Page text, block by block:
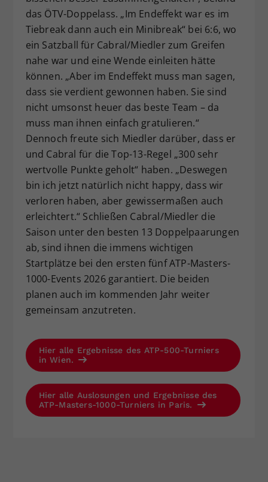
das ÖTV-Doppelass. „Im Endeffekt war es im
Tiebreak dann auch ein Minibreak“ bei 6:6, wo
ein Satzball für Cabral/Miedler zum Greifen
nahe war und eine Wende einleiten hätte
können. „Aber im Endeffekt muss man sagen,
dass sie verdient gewonnen haben. Sie sind
nicht umsonst heuer das beste Team – da
muss man ihnen einfach gratulieren.“
Dennoch freute sich Miedler darüber, dass er
und Cabral für die Top-13-Regel „300 sehr
wertvolle Punkte geholt“ haben. „Deswegen
bin ich jetzt natürlich nicht happy, dass wir
verloren haben, aber gewissermaßen auch
erleichtert.“ Schließen Cabral/Miedler die
Saison unter den besten 13 Doppelpaarungen
ab, sind ihnen die immens wichtigen
Startplätze bei den ersten fünf ATP-Masters-
1000-Events 2026 garantiert. Die beiden
planen auch im kommenden Jahr weiter
gemeinsam anzutreten.
Hier alle Ergebnisse des ATP-500-Turniers
in Wien.
Hier alle Auslosungen und Ergebnisse des
ATP-Masters-1000-Turniers in Paris.